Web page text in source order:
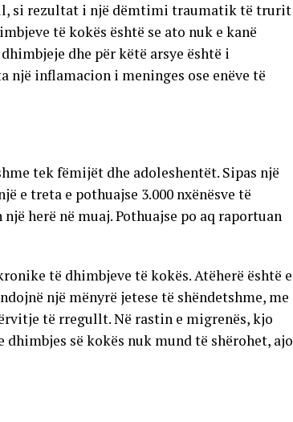
si rezultat i një dëmtimi traumatik të trurit
të kokës është se ato nuk e kanë
dhe për këtë arsye është i
një inflamacion i meninges ose enëve të
tek fëmijët dhe adoleshentët. Sipas një
e treta e pothuajse 3.000 nxënësve të
herë në muaj. Pothuajse po aq raportuan
të dhimbjeve të kokës. Atëherë është e
një mënyrë jetese të shëndetshme, me
të rregullt. Në rastin e migrenës, kjo
së kokës nuk mund të shërohet, ajo